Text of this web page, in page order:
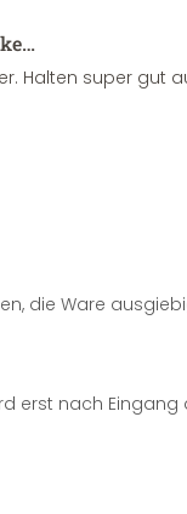
Halten super gut
die Ware
erst nach